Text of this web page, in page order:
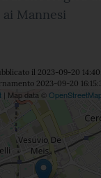
Mannesi
il 2023-09-20
2023-09-20
| Map data ©